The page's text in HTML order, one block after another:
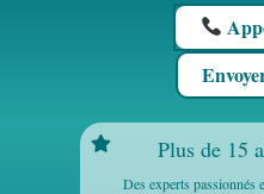
Plus de 15
Des experts passionnés